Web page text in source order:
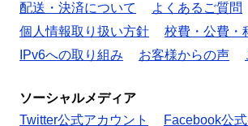
配送・決済について
よくあるご質問
個人情報取り扱い方針
校費・公費・
IPv6への取り組み
お客様からの声
ソーシャルメディア
Twitter公式アカウント
Facebook公